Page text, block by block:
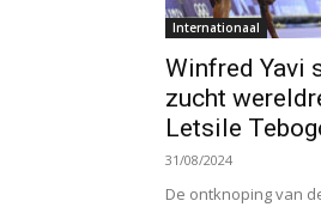
Internationaal
Winfred Yavi
zucht
Letsile
31/08/2024
De ontknoping van